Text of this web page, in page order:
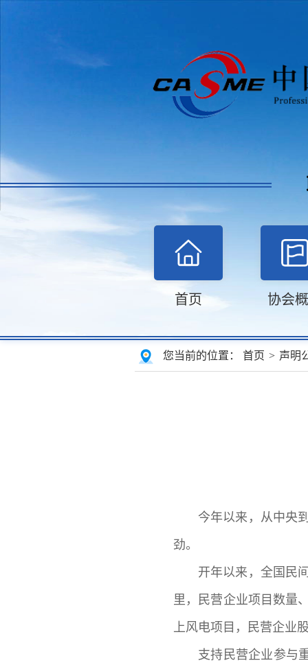
首页 协会
您当前的位置： 首页 > 声明
今年以来，从中央
劲。
开年以来，全国民
里，民营企业项目数量
上风电项目，民营企业
支持民营企业参与